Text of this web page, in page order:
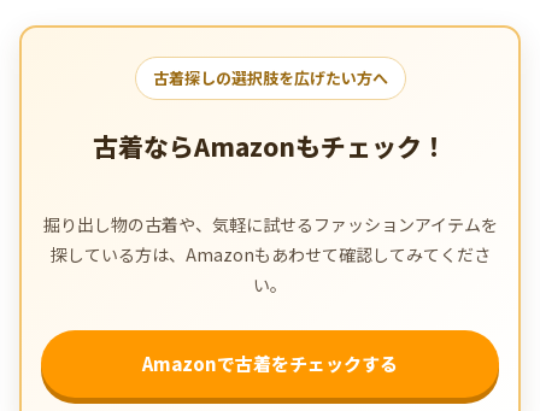
古着探しの選択肢を広げたい方へ
古着ならAmazonもチェック！
掘り出し物の古着や、気軽に試せるファッションアイテムを
探している方は、Amazonもあわせて確認してみてくださ
い。
Amazonで古着をチェックする